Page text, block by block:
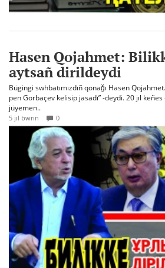
Hasen Qojahmet:
aytsañ dirildeydi
Bügingi swhbatımızdıñ qonağı Hasen
pen Gorbaçev kelisip jasadı” -deydi. 20 jıl
jüyemen..
5 jıl bwrın 0